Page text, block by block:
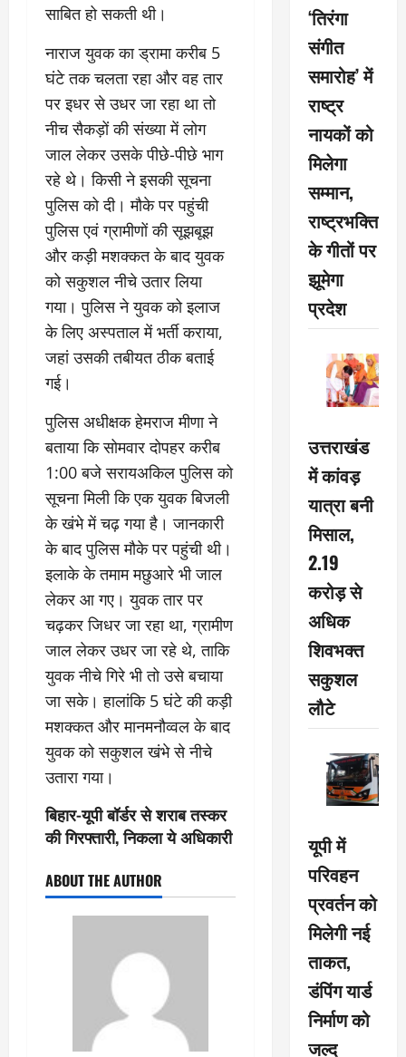
साबित हो सकती थी।
नाराज युवक का ड्रामा करीब 5
घंटे तक चलता रहा और वह तार
पर इधर से उधर जा रहा था तो
नीच सैकड़ों की संख्या में लोग
जाल लेकर उसके पीछे-पीछे भाग
रहे थे। किसी ने इसकी सूचना
पुलिस को दी। मौके पर पहुंची
पुलिस एवं ग्रामीणों की सूझबूझ
और कड़ी मशक्कत के बाद युवक
को सकुशल नीचे उतार लिया
गया। पुलिस ने युवक को इलाज
के लिए अस्पताल में भर्ती कराया,
जहां उसकी तबीयत ठीक बताई
गई।
पुलिस अधीक्षक हेमराज मीणा ने
बताया कि सोमवार दोपहर करीब
1:00 बजे सरायअकिल पुलिस को
सूचना मिली कि एक युवक बिजली
के खंभे में चढ़ गया है। जानकारी
के बाद पुलिस मौके पर पहुंची थी।
इलाके के तमाम मछुआरे भी जाल
लेकर आ गए। युवक तार पर
चढ़कर जिधर जा रहा था, ग्रामीण
जाल लेकर उधर जा रहे थे, ताकि
युवक नीचे गिरे भी तो उसे बचाया
जा सके। हालांकि 5 घंटे की कड़ी
मशक्कत और मानमनौव्वल के बाद
युवक को सकुशल खंभे से नीचे
उतारा गया।
बिहार-यूपी बॉर्डर से शराब तस्कर
की गिरफ्तारी, निकला ये अधिकारी
ABOUT THE AUTHOR
‘तिरंगा
संगीत
समारोह’ में
राष्ट्र
नायकों को
मिलेगा
सम्मान,
राष्ट्रभक्ति
के गीतों पर
झूमेगा
प्रदेश
उत्तराखंड
में कांवड़
यात्रा बनी
मिसाल,
2.19
करोड़ से
अधिक
शिवभक्त
सकुशल
लौटे
यूपी में
परिवहन
प्रवर्तन को
मिलेगी नई
ताकत,
डंपिंग यार्ड
निर्माण को
जल्द